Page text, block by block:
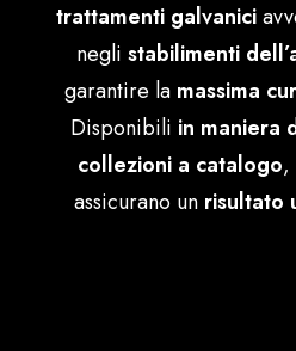
trattamenti galvanici
negli stabilimenti
garantire la massima
Disponibili in maniera
collezioni a catalogo,
assicurano un risultato